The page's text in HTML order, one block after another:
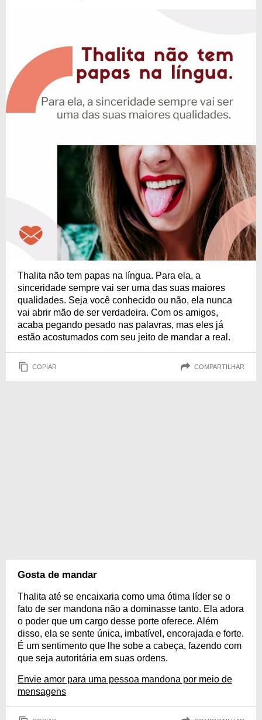
Thalita não tem papas na língua. Para ela, a
sinceridade sempre vai ser uma das suas maiores
qualidades. Seja você conhecido ou não, ela nunca
vai abrir mão de ser verdadeira. Com os amigos,
acaba pegando pesado nas palavras, mas eles já
estão acostumados com seu jeito de mandar a real.
COPIAR COMPARTILHAR
Gosta de mandar
Thalita até se encaixaria como uma ótima líder se o
fato de ser mandona não a dominasse tanto. Ela adora
o poder que um cargo desse porte oferece. Além
disso, ela se sente única, imbatível, encorajada e forte.
É um sentimento que lhe sobe a cabeça, fazendo com
que seja autoritária em suas ordens.
Envie amor para uma pessoa mandona por meio de
mensagens